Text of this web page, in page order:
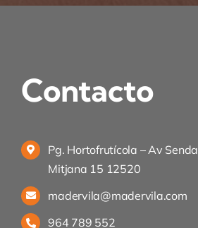
Contacto
Pg. Hortofrutícola – Av Senda
Mitjana 15 12520
madervila@madervila.com
964 789 552